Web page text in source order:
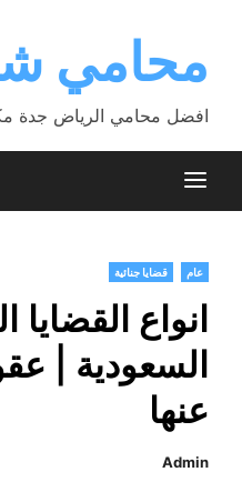
contentمحامي
افضل محامي الرياض جدة
عام قضايا جنائية
انواع القضايا
السعودية |
عنها
Admin